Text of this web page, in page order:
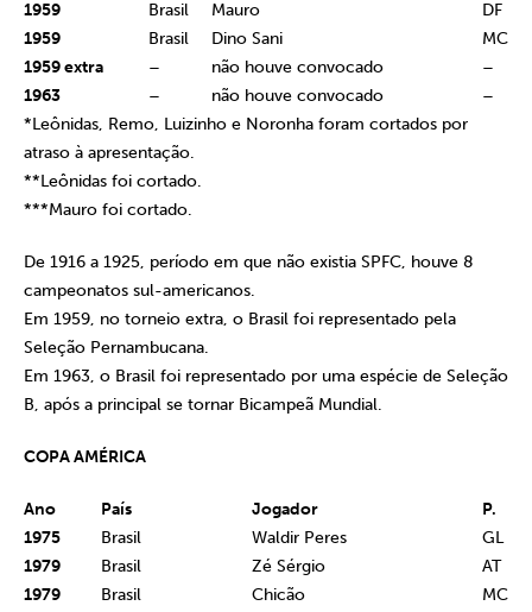
1959
Brasil Mauro
DF
1959
Brasil Dino Sani
MC
1959 extra
– não houve convocado
–
1963
– não houve convocado
–
*Leônidas, Remo, Luizinho e Noronha foram cortados por
atraso à apresentação.
**Leônidas foi cortado.
***Mauro foi cortado.
De 1916 a 1925, período em que não existia SPFC, houve 8
campeonatos sul-americanos.
Em 1959, no torneio extra, o Brasil foi representado pela
Seleção Pernambucana.
Em 1963, o Brasil foi representado por uma espécie de Seleção
B, após a principal se tornar Bicampeã Mundial.
COPA AMÉRICA
Ano País Jogador
P.
1975
Brasil Waldir Peres
GL
1979
Brasil Zé Sérgio
AT
1979
Brasil Chicão
MC